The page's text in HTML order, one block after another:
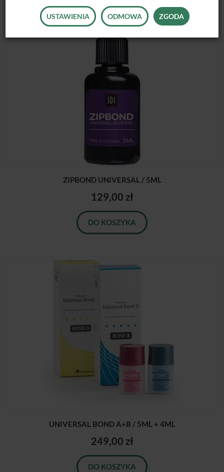
ZIPBOND UNIVERSAL / 5ML
129,00 zł
DO KOSZYKA
UNIVERSAL BOND A+B / 5ML + 4ML
249,00 zł
DO KOSZYKA
USTAWIENIA ODMOWA ZGODA